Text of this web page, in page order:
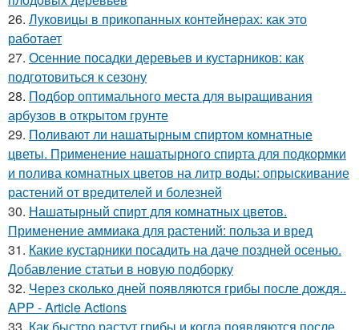
26. Луковицы в прикопанных контейнерах: как это
работает
27. Осенние посадки деревьев и кустарников: как
подготовиться к сезону
28. Подбор оптимального места для выращивания
арбузов в открытом грунте
29. Поливают ли нашатырным спиртом комнатные
цветы. Применение нашатырного спирта для подкормки
и полива комнатных цветов на литр воды: опрыскивание
растений от вредителей и болезней
30. Нашатырный спирт для комнатных цветов.
Применение аммиака для растений: польза и вред
31. Какие кустарники посадить на даче поздней осенью.
Добавление статьи в новую подборку
32. Через сколько дней появляются грибы после дождя..
APP - Article Actions